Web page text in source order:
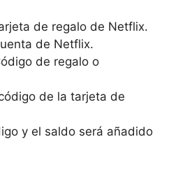
de regalo de Netflix.
de Netflix.
de regalo o
de la tarjeta de
y el saldo será añadido